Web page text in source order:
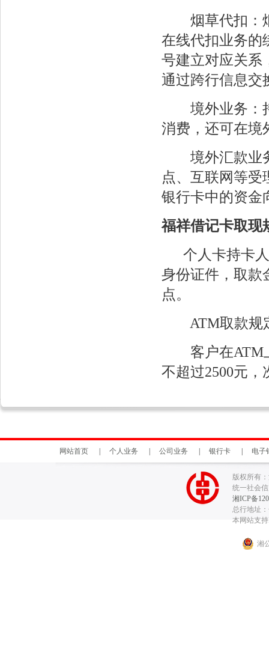
烟草代扣：烟
在线代扣业务的
号建立对应关系
通过跨行信息交
境外业务：持
消费，还可在境
境外汇款业务
点、互联网等受
银行卡中的资
福祥借记卡取现
个人卡持卡人
身份证件，取款
点。
ATM取款规
客户在ATM上
不超过2500元，
网站首页 个人业务 公司业务 银行卡 电子
版权所有
统一社会信
湘ICP备
总行地址
本网站支
湘